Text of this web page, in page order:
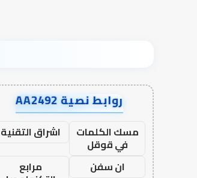
روابط نصية AA2492
مسك الكلمات
في قوقل
اشراق التقنية
ان سفن
مرابع